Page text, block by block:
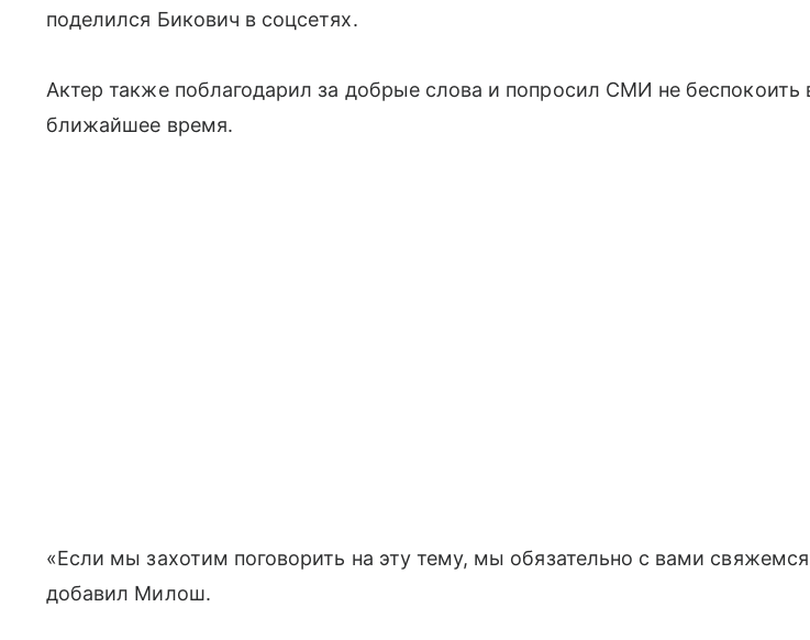
поделился Бикович в соцсетях.
Актер также поблагодарил за добрые слова и попросил СМИ не беспокоить
ближайшее время.
«Если мы захотим поговорить на эту тему, мы обязательно с вами
добавил Милош.